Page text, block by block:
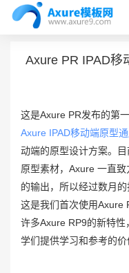
Axure原型模板
Axure PR IPAD移
这是Axure PR发布的第
Axure IPAD移动端原型
动端的原型设计方案。
原型素材，Axure 一直
的输出，所以经过数月
这是我们首次使用Axure
许多Axure RP9的新特性
学们提供学习和参考的价